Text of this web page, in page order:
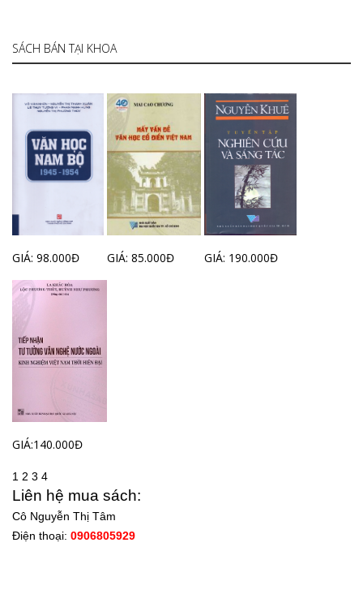
SÁCH BÁN TẠI KHOA
GIÁ: 98.000Đ GIÁ: 85.000Đ GIÁ: 190.000Đ
GIÁ:140.000Đ
1 2 3 4
Liên hệ mua sách:
Cô Nguyễn Thị Tâm
Điện thoại: 0906805929